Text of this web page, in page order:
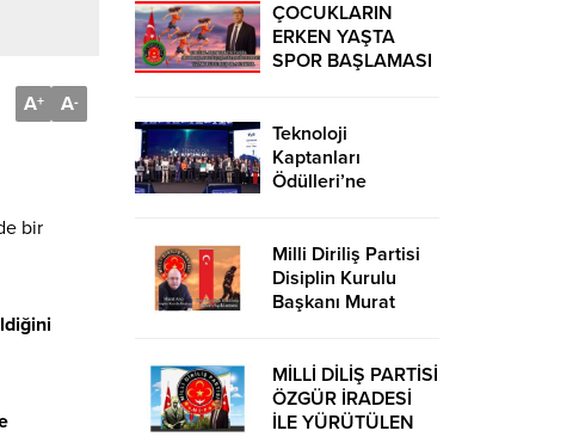
A+ A-
bir
ÇOCUKLARIN
ERKEN YAŞTA
SPOR BAŞLAMASI
UZAK TUTUMUŞ
OLACAKTIR
Teknoloji
Kaptanları
Ödülleri’ne
Milli Diriliş Partisi
Disiplin Kurulu
Başkanı Murat
Basın Açıklaması
MİLLİ DİLİŞ PARTİSİ
ÖZGÜR İRADESİ
İLE YÜRÜTÜLEN